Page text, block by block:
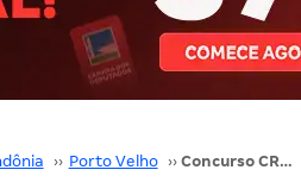
›› Porto Velho ›› Concurso CREMERO: convocação para PH. Veja!